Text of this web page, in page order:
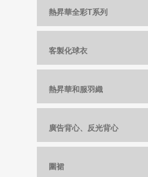
熱昇華全彩T系列
客製化球衣
熱昇華和服羽織
廣告背心、反光背心
圍裙